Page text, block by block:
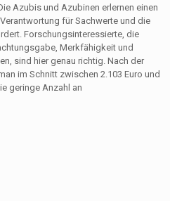
Azubis und Azubinen erlernen einen
für Sachwerte und die
Forschungsinteressierte, die
Merkfähigkeit und
sind hier genau richtig. Nach der
im Schnitt zwischen 2.103 Euro und
geringe Anzahl an